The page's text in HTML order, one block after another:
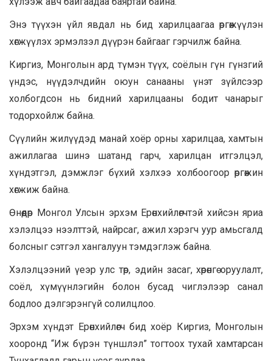
Энэ түүхэн үйл явдал нь бид харилцаагаа өргөжүүлэн
хөгжүүлэх эрмэлзэл дүүрэн байгааг гэрчилж байна.
Киргиз, Монголын ард түмэн түүх, соёлын гүн гүнзгий
үндэс, нүүдэлчдийн оюун санааны үнэт зүйлсээр
холбогдсон нь бидний харилцааны бодит чанарыг
тодорхойлж байна.
Сүүлийн жилүүдэд манай хоёр орны харилцаа, хамтын
ажиллагаа шинэ шатанд гарч, харилцан итгэлцэл,
хүндэтгэл, дэмжлэг бүхий хэлхээ холбоогоор өргөжин
хөгжиж байна.
Өнөөдөр Монгол Улсын эрхэм Ерөнхийлөгчтэй хийсэн яриа
хэлэлцээ нээлттэй, найрсаг, ажил хэрэгч уур амьсгалд
болсныг сэтгэл хангалуун тэмдэглэж байна.
Хэлэлцээний үеэр улс төр, эдийн засаг, хөрөнгө оруулалт,
соёл, хүмүүнлэгийн болон бусад чиглэлээр санал
бодлоо дэлгэрэнгүй солилцлоо.
Эрхэм хүндэт Ерөнхийлөгч бид хоёр Киргиз, Монголын
хооронд “Иж бүрэн түншлэл” тогтоох тухай хамтарсан